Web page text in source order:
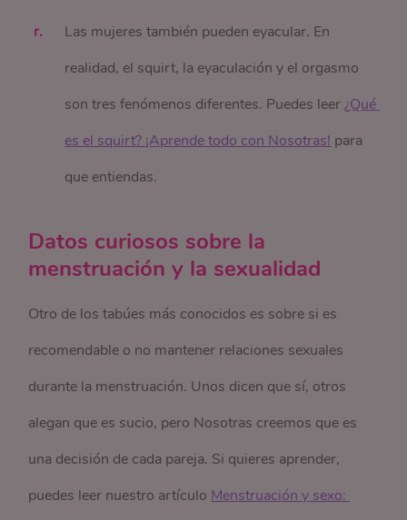
Las mujeres también pueden eyacular. En
realidad, el squirt, la eyaculación y el orgasmo
son tres fenómenos diferentes. Puedes leer¿Qué
es el squirt? ¡Aprende todo con Nosotras! para
que entiendas.
Datos curiosos sobre la
menstruación y la sexualidad
Otro de los tabúes más conocidos es sobre si es
recomendable o no mantener relaciones sexuales
durante la menstruación. Unos dicen que sí, otros
alegan que es sucio, pero Nosotras creemos que es
una decisión de cada pareja. Si quieres aprender,
puedes leer nuestro artículo Menstruación y sexo: